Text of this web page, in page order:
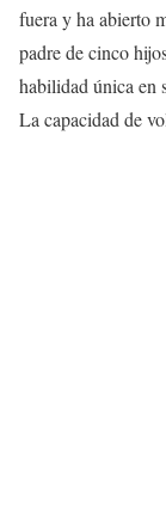
fuera y ha abierto
padre de cinco
habilidad única en
La capacidad de